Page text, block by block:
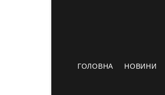
ГОЛОВНА НОВИНИ